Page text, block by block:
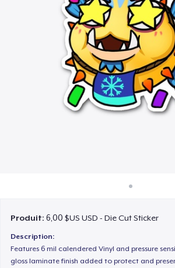
Vendez partout
Vendre n'importe quoi
Produit:6,00 $US USD - Die Cut Sticker
Description:
Features 6 mil calendered Vinyl and pressure
gloss laminate finish added to protect and